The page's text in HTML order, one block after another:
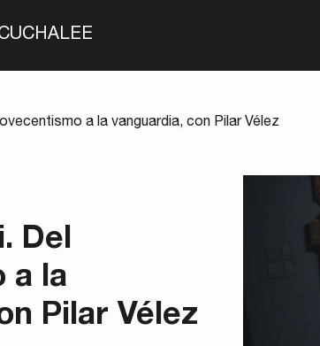
LEE
a la vanguardia, con Pilar Vélez
Del
a la
Pilar Vélez